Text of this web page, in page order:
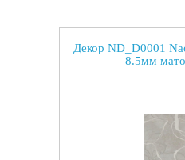
Декор ND_D0001
8.5мм